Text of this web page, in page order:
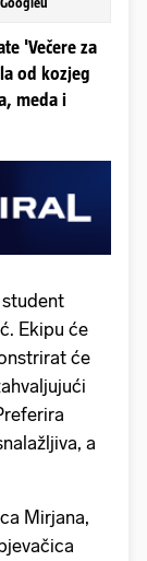
'Večere za
od kozjeg
meda i
Ekipu će
će
a
Mirjana,